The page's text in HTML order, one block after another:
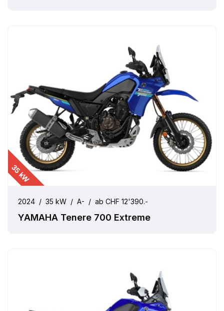
35 kW
2024 / 35 kW / A- / ab CHF 12'390.-
YAMAHA Tenere 700 Extreme